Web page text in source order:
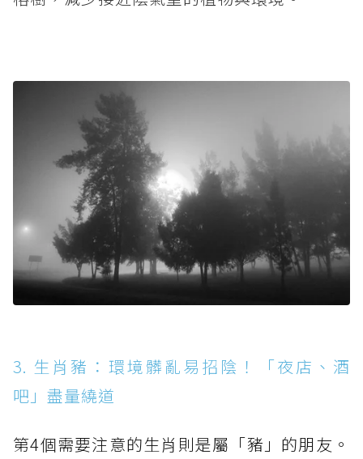
3. 生肖豬：環境髒亂易招陰！「夜店、酒
吧」盡量繞道
第4個需要注意的生肖則是屬「豬」的朋友。